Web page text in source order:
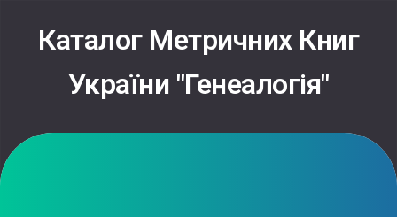
contentКаталог Метричних Книг
України "Генеалогія"